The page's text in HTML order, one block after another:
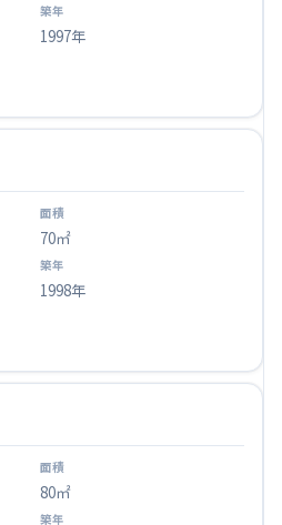
1997年
70㎡
1998年
80㎡